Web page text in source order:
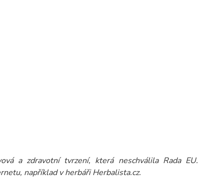
a zdravotní tvrzení, která neschválila Rada EU.
například v herbáři Herbalista.cz.